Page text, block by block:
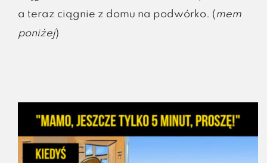
a teraz ciągnie z domu na podwórko. ( mem
poniżej)